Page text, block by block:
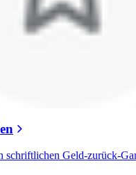
schriftlichen Geld-zurück-